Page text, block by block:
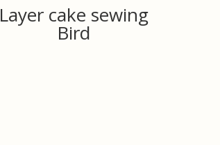
Layer cake sewing
Bird